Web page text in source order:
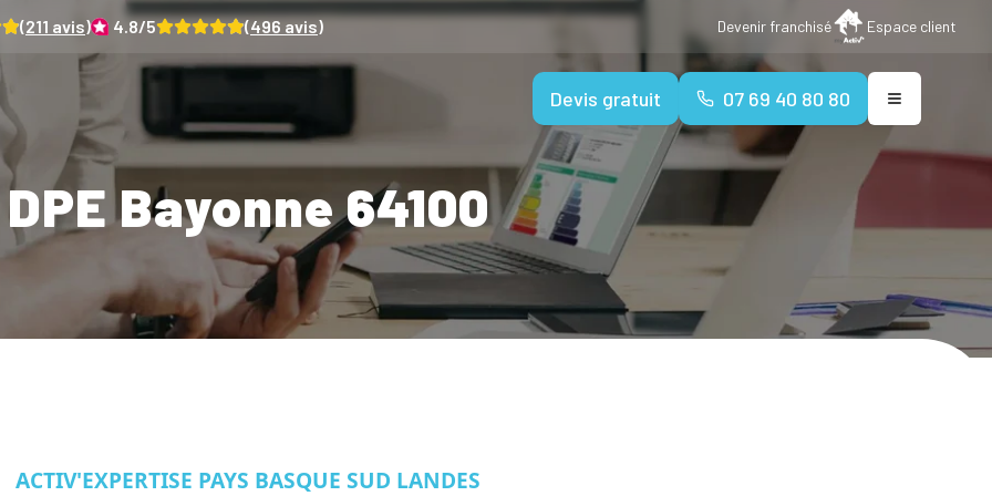
(211 avis) 4.8/5 (496 avis) Devenir franchisé Espace client
Devis gratuit 07 69 40 80 80
DPE Bayonne 64100
ACTIV'EXPERTISE PAYS BASQUE SUD LANDES